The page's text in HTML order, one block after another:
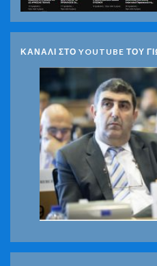
ΚΑΝΑΛΙ ΣΤΟ YOUTUBE ΤΟΥ